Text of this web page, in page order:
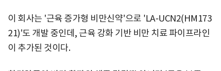
이 회사는 '근육 증가형 비만신약'으로 'LA-UCN2(HM173
21)'도 개발 중인데, 근육 강화 기반 비만 치료 파이프라인
이 추가된 것이다.